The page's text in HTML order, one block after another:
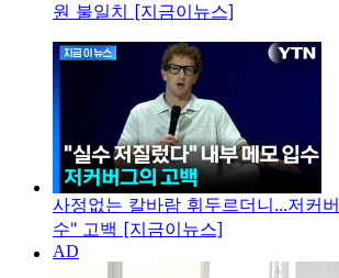
원 불일치 [지금이뉴스]
사정없는 칼바람 휘두르더니...저커
수" 고백 [지금이뉴스]